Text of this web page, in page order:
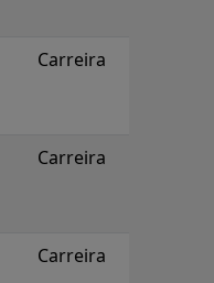
Carreira
Carreira
Carreira